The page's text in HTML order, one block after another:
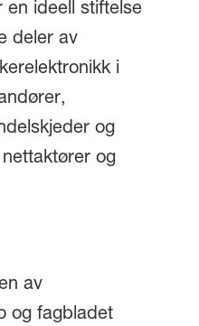
en ideell stiftelse
deler av
i
og
og
av
og fagbladet